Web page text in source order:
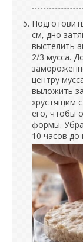
см, дно
выстелить
2/3 мусса.
центру
выложить
хрустящим
его, чтобы
формы.
10 часов до